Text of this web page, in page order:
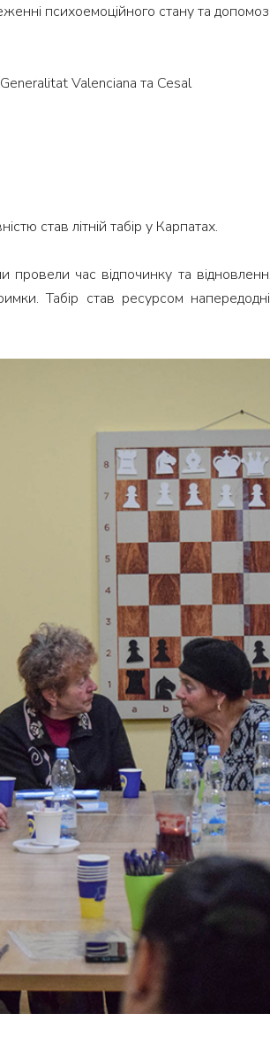
психоемоційного стану та
Valenciana та Cesal
став літній табір у Карпатах.
провели час відпочинку та
Табір став ресурсом